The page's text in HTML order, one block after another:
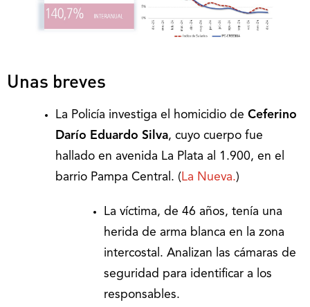
Unas breves
La Policía investiga el homicidio de Ceferino
Darío Eduardo Silva, cuyo cuerpo fue
hallado en avenida La Plata al 1.900, en el
barrio Pampa Central. ( La Nueva.)
La víctima, de 46 años, tenía una
herida de arma blanca en la zona
intercostal. Analizan las cámaras de
seguridad para identificar a los
responsables.